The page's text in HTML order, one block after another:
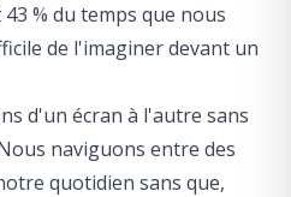
% du temps que nous
de l'imaginer devant un
d'un écran à l'autre sans
naviguons entre des
quotidien sans que,